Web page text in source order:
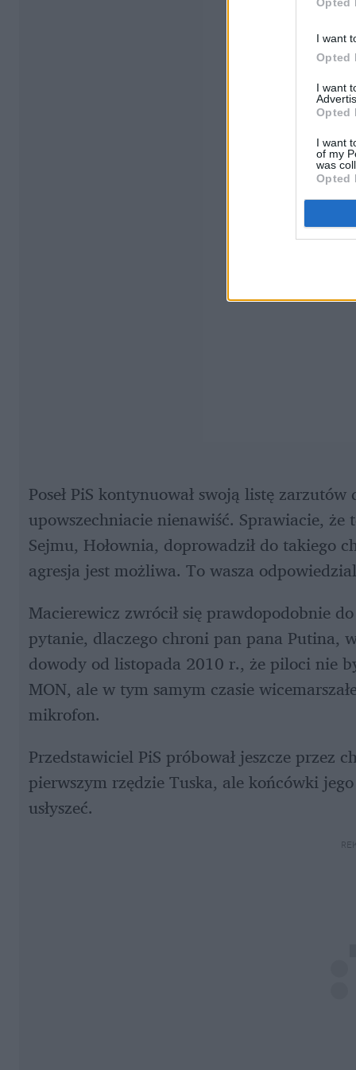
I want
Opted
I want
Opted
I want
of my
was
Opted
Poseł PiS kontynuował swoją listę
upowszechniacie nienawiść. Sprawiacie, że
Sejmu, Hołownia, doprowadził do takiego
agresja jest możliwa. To wasza
Macierewicz zwrócił się prawdopodobnie do
pytanie, dlaczego chroni pan pana Putina,
dowody od listopada 2010 r., że piloci nie
MON, ale w tym samym czasie
mikrofon.
Przedstawiciel PiS próbował jeszcze przez
pierwszym rzędzie Tuska, ale końcówki
usłyszeć.